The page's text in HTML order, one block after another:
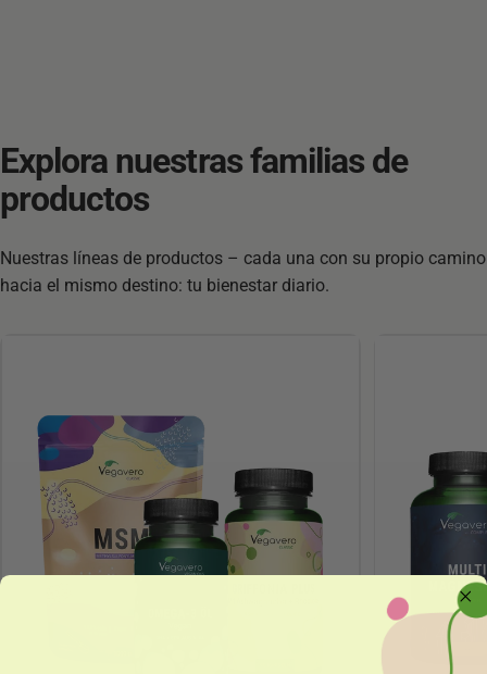
Explora nuestrasfamilias de
productos
Nuestras líneas de productos – cada una con su propio camino
hacia el mismo destino: tu bienestar diario.